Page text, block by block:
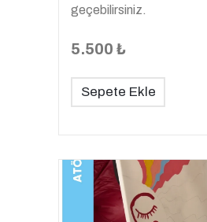
geçebilirsiniz.
5.500 ₺
Sepete Ekle